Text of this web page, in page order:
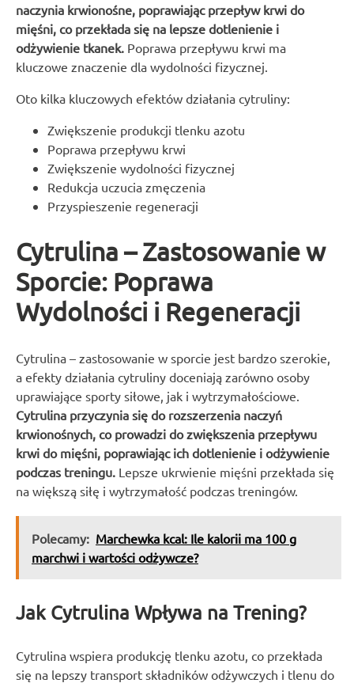
naczynia krwionośne, poprawiając przepływ krwi do
mięśni, co przekłada się na lepsze dotlenienie i
odżywienie tkanek. Poprawa przepływu krwi ma
kluczowe znaczenie dla wydolności fizycznej.
Oto kilka kluczowych efektów działania cytruliny:
Zwiększenie produkcji tlenku azotu
Poprawa przepływu krwi
Zwiększenie wydolności fizycznej
Redukcja uczucia zmęczenia
Przyspieszenie regeneracji
Cytrulina – Zastosowanie w
Sporcie: Poprawa
Wydolności i Regeneracji
Cytrulina – zastosowanie w sporcie jest bardzo szerokie,
a efekty działania cytruliny doceniają zarówno osoby
uprawiające sporty siłowe, jak i wytrzymałościowe.
Cytrulina przyczynia się do rozszerzenia naczyń
krwionośnych, co prowadzi do zwiększenia przepływu
krwi do mięśni, poprawiając ich dotlenienie i odżywienie
podczas treningu. Lepsze ukrwienie mięśni przekłada się
na większą siłę i wytrzymałość podczas treningów.
Polecamy: Marchewka kcal: Ile kalorii ma 100 g
marchwi i wartości odżywcze?
Jak Cytrulina Wpływa na Trening?
Cytrulina wspiera produkcję tlenku azotu, co przekłada
się na lepszy transport składników odżywczych i tlenu do